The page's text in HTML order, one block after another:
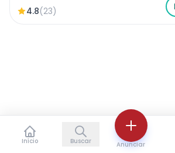
4.8(23)
Início Buscar Anunciar